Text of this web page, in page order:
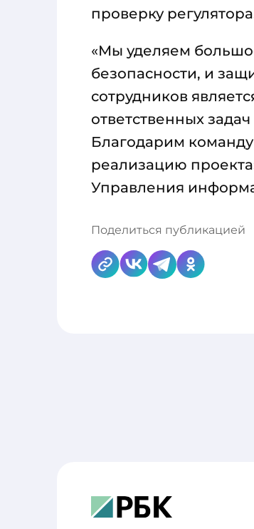
проверку
«Мы уделяем
безопасности, и
сотрудников
ответственных
Благодарим
реализацию
Управления
Поделиться публикацией